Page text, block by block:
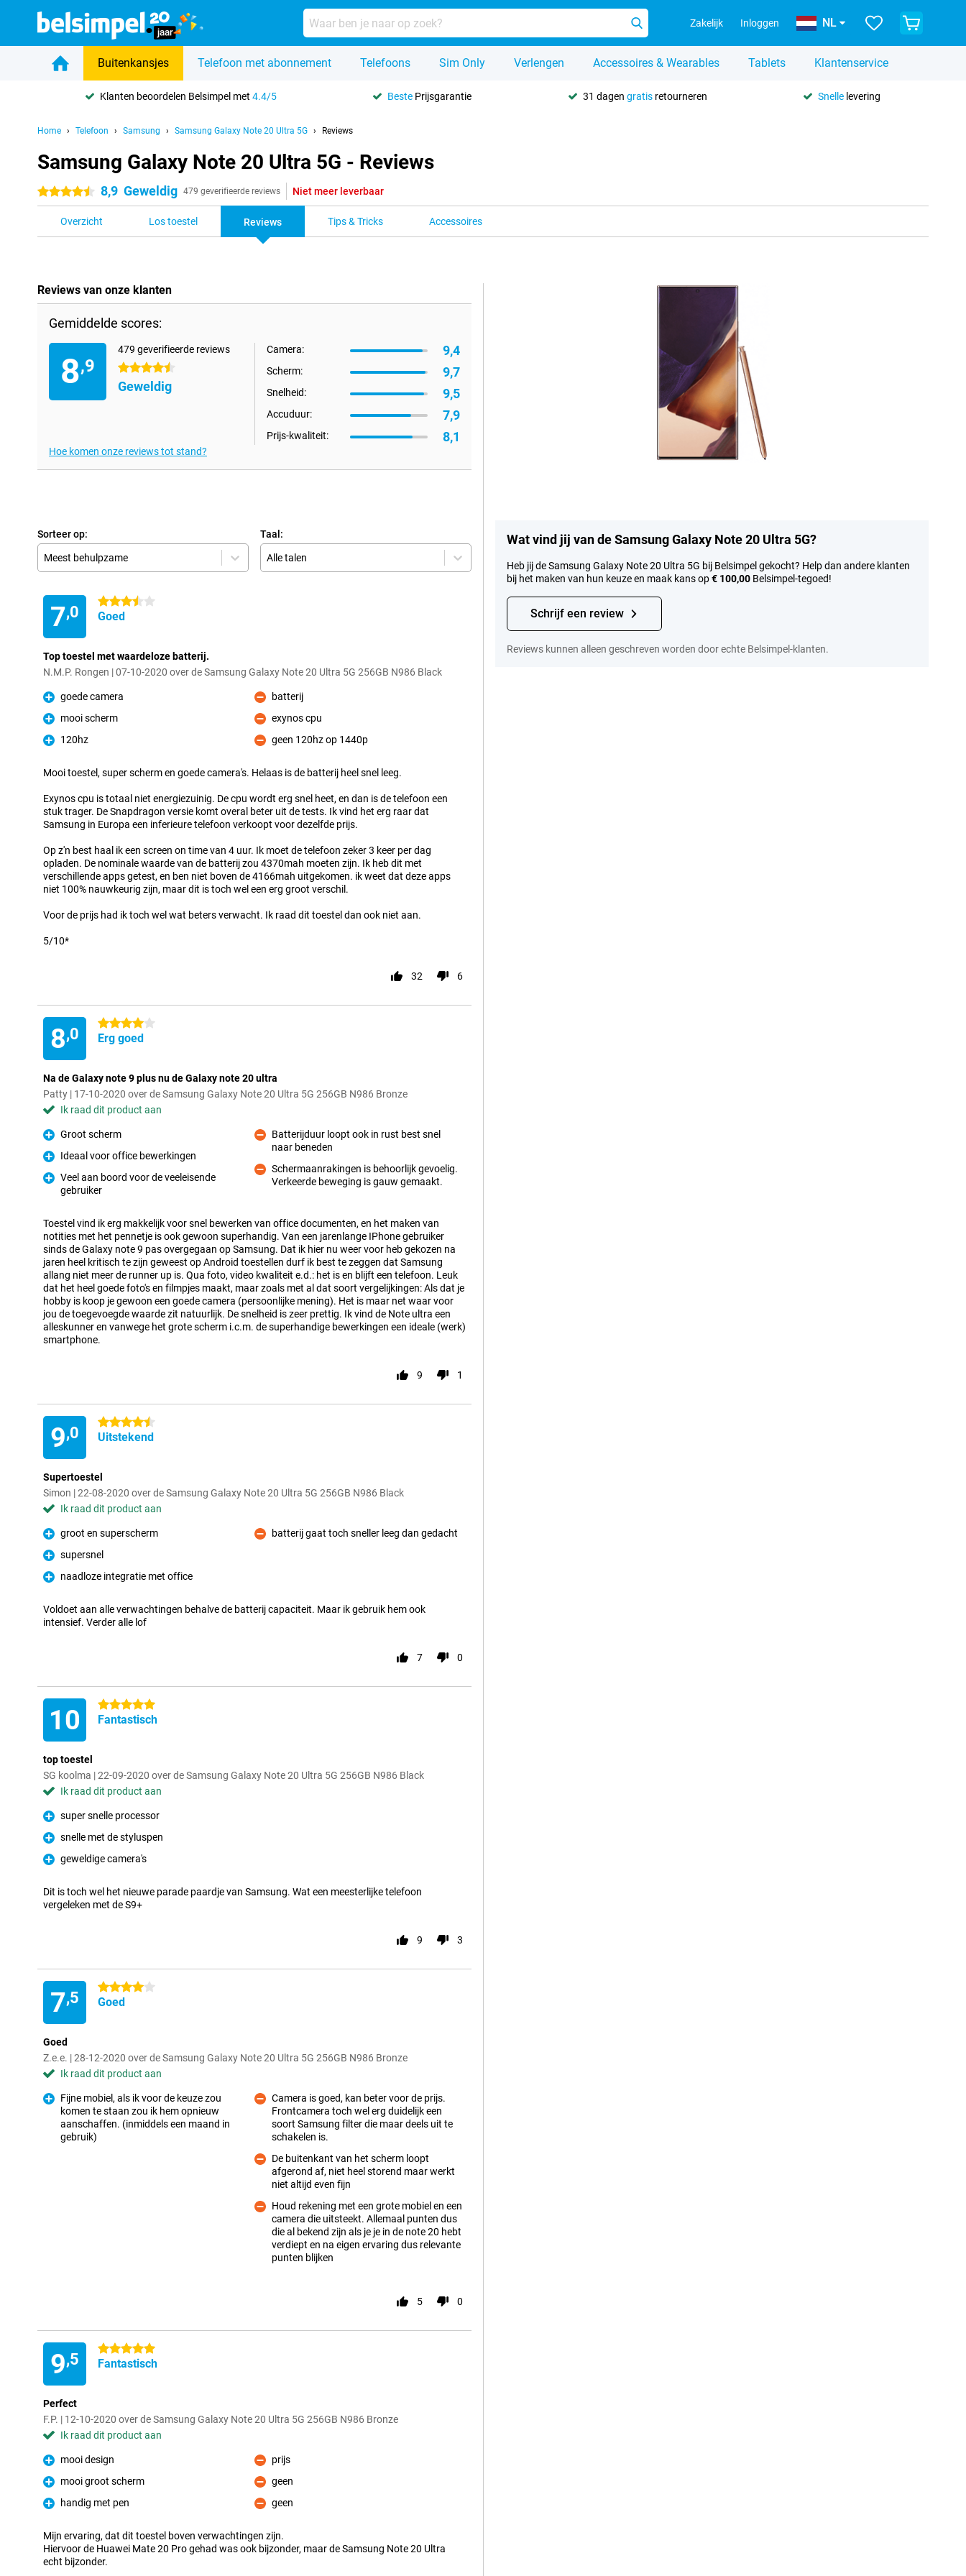
Zakelijk Inloggen NL
Buitenkansjes Telefoon met abonnement Telefoons Sim Only Verlengen Accessoires & Wearables Tablets Klantenservice
Klanten beoordelen Belsimpel met4.4/5 Beste Prijsgarantie 31 dagen gratisretourneren Snellelevering
Home Telefoon Samsung Samsung Galaxy Note 20 Ultra 5G Reviews
Samsung Galaxy Note 20 Ultra 5G - Reviews
4.5 sterren 8,9 Geweldig 479 geverifieerde reviews Niet meer leverbaar
Overzicht Los toestel Reviews Tips & Tricks Accessoires
Reviews van onze klanten
Gemiddelde scores:
8,9
479 geverifieerde reviews
4.5 sterren
Geweldig
Camera: 9,4
Scherm: 9,7
Snelheid: 9,5
Accuduur: 7,9
Prijs-kwaliteit: 8,1
Hoe komen onze reviews tot stand?
Sorteer op:
Meest behulpzame
Taal:
Alle talen
7,0
3.5 sterren
Goed
Top toestel met waardeloze batterij.
N.M.P. Rongen | 07-10-2020 over de Samsung Galaxy Note 20 Ultra 5G 256GB N986 Black
Pluspunt
goede camera
Pluspunt
mooi scherm
Pluspunt
120hz
Minpunt
batterij
Minpunt
exynos cpu
Minpunt
geen 120hz op 1440p
Mooi toestel, super scherm en goede camera's. Helaas is de batterij heel snel leeg.
Exynos cpu is totaal niet energiezuinig. De cpu wordt erg snel heet, en dan is de telefoon een
stuk trager. De Snapdragon versie komt overal beter uit de tests. Ik vind het erg raar dat
Samsung in Europa een inferieure telefoon verkoopt voor dezelfde prijs.
Op z'n best haal ik een screen on time van 4 uur. Ik moet de telefoon zeker 3 keer per dag
opladen. De nominale waarde van de batterij zou 4370mah moeten zijn. Ik heb dit met
verschillende apps getest, en ben niet boven de 4166mah uitgekomen. ik weet dat deze apps
niet 100% nauwkeurig zijn, maar dit is toch wel een erg groot verschil.
Voor de prijs had ik toch wel wat beters verwacht. Ik raad dit toestel dan ook niet aan.
5/10*
32 6
8,0
4 sterren
Erg goed
Na de Galaxy note 9 plus nu de Galaxy note 20 ultra
Patty | 17-10-2020 over de Samsung Galaxy Note 20 Ultra 5G 256GB N986 Bronze
Ik raad dit product aan
Pluspunt
Groot scherm
Pluspunt
Ideaal voor office bewerkingen
Pluspunt
Veel aan boord voor de veeleisende
gebruiker
Minpunt
Batterijduur loopt ook in rust best snel
naar beneden
Minpunt
Schermaanrakingen is behoorlijk gevoelig.
Verkeerde beweging is gauw gemaakt.
Toestel vind ik erg makkelijk voor snel bewerken van office documenten, en het maken van
notities met het pennetje is ook gewoon superhandig. Van een jarenlange IPhone gebruiker
sinds de Galaxy note 9 pas overgegaan op Samsung. Dat ik hier nu weer voor heb gekozen na
jaren heel kritisch te zijn geweest op Android toestellen durf ik best te zeggen dat Samsung
allang niet meer de runner up is. Qua foto, video kwaliteit e.d.: het is en blijft een telefoon. Leuk
dat het heel goede foto's en filmpjes maakt, maar zoals met al dat soort vergelijkingen: Als dat je
hobby is koop je gewoon een goede camera (persoonlijke mening). Het is maar net waar voor
jou de toegevoegde waarde zit natuurlijk. De snelheid is zeer prettig. Ik vind de Note ultra een
alleskunner en vanwege het grote scherm i.c.m. de superhandige bewerkingen een ideale (werk)
smartphone.
9 1
9,0
4.5 sterren
Uitstekend
Supertoestel
Simon | 22-08-2020 over de Samsung Galaxy Note 20 Ultra 5G 256GB N986 Black
Ik raad dit product aan
Pluspunt
groot en superscherm
Pluspunt
supersnel
Pluspunt
naadloze integratie met office
Minpunt
batterij gaat toch sneller leeg dan gedacht
Voldoet aan alle verwachtingen behalve de batterij capaciteit. Maar ik gebruik hem ook
intensief. Verder alle lof
7 0
10 5 sterren
Fantastisch
top toestel
SG koolma | 22-09-2020 over de Samsung Galaxy Note 20 Ultra 5G 256GB N986 Black
Ik raad dit product aan
Pluspunt
super snelle processor
Pluspunt
snelle met de styluspen
Pluspunt
geweldige camera's
Dit is toch wel het nieuwe parade paardje van Samsung. Wat een meesterlijke telefoon
vergeleken met de S9+
9 3
7,5
4 sterren
Goed
Goed
Z.e.e. | 28-12-2020 over de Samsung Galaxy Note 20 Ultra 5G 256GB N986 Bronze
Ik raad dit product aan
Pluspunt
Fijne mobiel, als ik voor de keuze zou
komen te staan zou ik hem opnieuw
aanschaffen. (inmiddels een maand in
gebruik)
Minpunt
Camera is goed, kan beter voor de prijs.
Frontcamera toch wel erg duidelijk een
soort Samsung filter die maar deels uit te
schakelen is.
Minpunt
De buitenkant van het scherm loopt
afgerond af, niet heel storend maar werkt
niet altijd even fijn
Minpunt
Houd rekening met een grote mobiel en een
camera die uitsteekt. Allemaal punten dus
die al bekend zijn als je je in de note 20 hebt
verdiept en na eigen ervaring dus relevante
punten blijken
5 0
9,5
5 sterren
Fantastisch
Perfect
F.P. | 12-10-2020 over de Samsung Galaxy Note 20 Ultra 5G 256GB N986 Bronze
Ik raad dit product aan
Pluspunt
mooi design
Pluspunt
mooi groot scherm
Pluspunt
handig met pen
Minpunt
prijs
Minpunt
geen
Minpunt
geen
Mijn ervaring, dat dit toestel boven verwachtingen zijn.
Hiervoor de Huawei Mate 20 Pro gehad was ook bijzonder, maar de Samsung Note 20 Ultra
echt bijzonder.
Wat vind jij van de Samsung Galaxy Note 20 Ultra 5G?
Heb jij de Samsung Galaxy Note 20 Ultra 5G bij Belsimpel gekocht? Help dan andere klanten
bij het maken van hun keuze en maak kans op€ 100,00 Belsimpel-tegoed!
Schrijf een review
Reviews kunnen alleen geschreven worden door echte Belsimpel-klanten.